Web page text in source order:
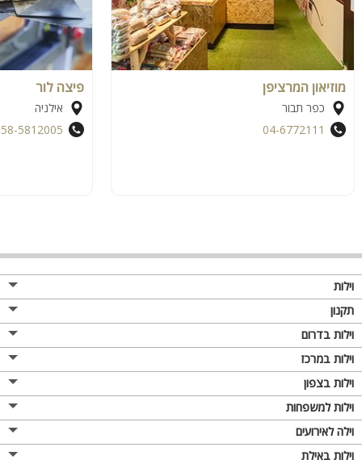
מוזיאון המרציפן
כפר תבור
04-6772111
פיצה לור
אילניה
5812005
וילות
תקנון
וילות בדרום
וילות במרכז
וילות בצפון
וילות למשפחות
וילה לאירועים
וילות באילת